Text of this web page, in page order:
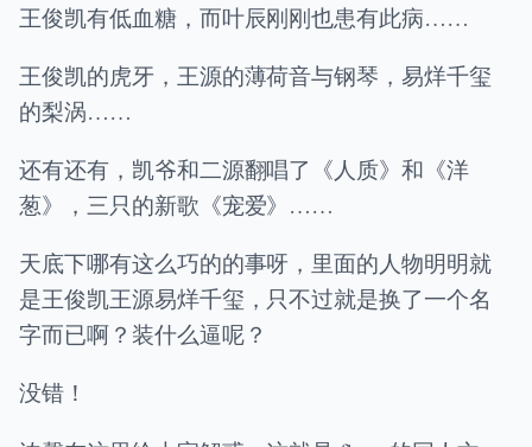
王俊凯有低血糖，而叶辰刚刚也患有此病……
王俊凯的虎牙，王源的薄荷音与钢琴，易烊千玺
的梨涡……
还有还有，凯爷和二源翻唱了《人质》和《洋
葱》，三只的新歌《宠爱》……
天底下哪有这么巧的的事呀，里面的人物明明就
是王俊凯王源易烊千玺，只不过就是换了一个名
字而已啊？装什么逼呢？
没错！